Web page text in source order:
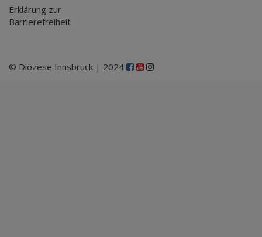
Erklärung zur
Barrierefreiheit
© Diözese Innsbruck | 2024